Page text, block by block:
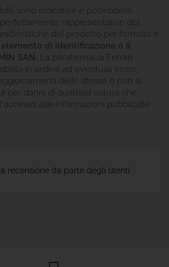
sono indicative e potrebbero
rappresentative del
del prodotto per formato e
elemento di identificazione è il
SAN. La parafarmacia Ferrari
in ordine ad eventuali errori,
delle stesse e non si
per danni di qualsiasi natura che
alle informazioni pubblicate.
recensione da parte degli utenti.